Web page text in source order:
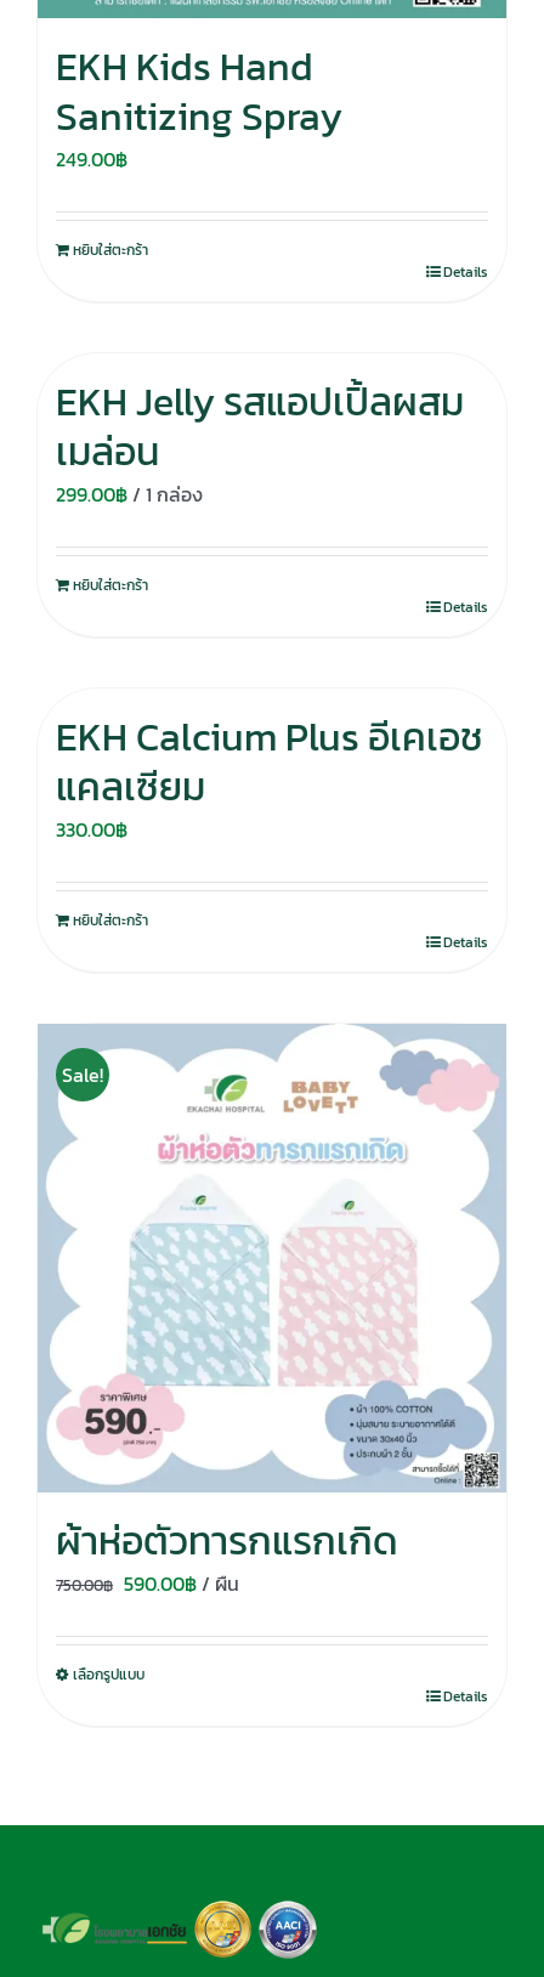
EKH Kids Hand
Sanitizing Spray
249.00฿
หยิบใส่ตะกร้า
Details
EKH Jelly รสแอปเปิ้ลผสม
เมล่อน
299.00฿/ 1 กล่อง
หยิบใส่ตะกร้า
Details
EKH Calcium Plus อีเคเอช
แคลเซียม
330.00฿
หยิบใส่ตะกร้า
Details
Sale!
ผ้าห่อตัวทารกแรกเกิด
750.00฿ Original
was:
750.00฿.
590.00฿Current
is:
/ ผืน
เลือกรูปแบบ
Details